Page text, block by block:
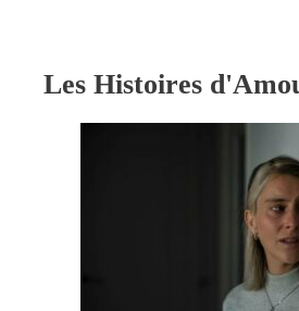
Les Histoires